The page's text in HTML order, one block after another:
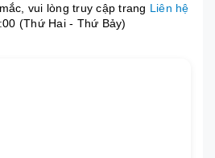
vui lòng truy cập trang Liên hệ
(Thứ Hai - Thứ Bảy)